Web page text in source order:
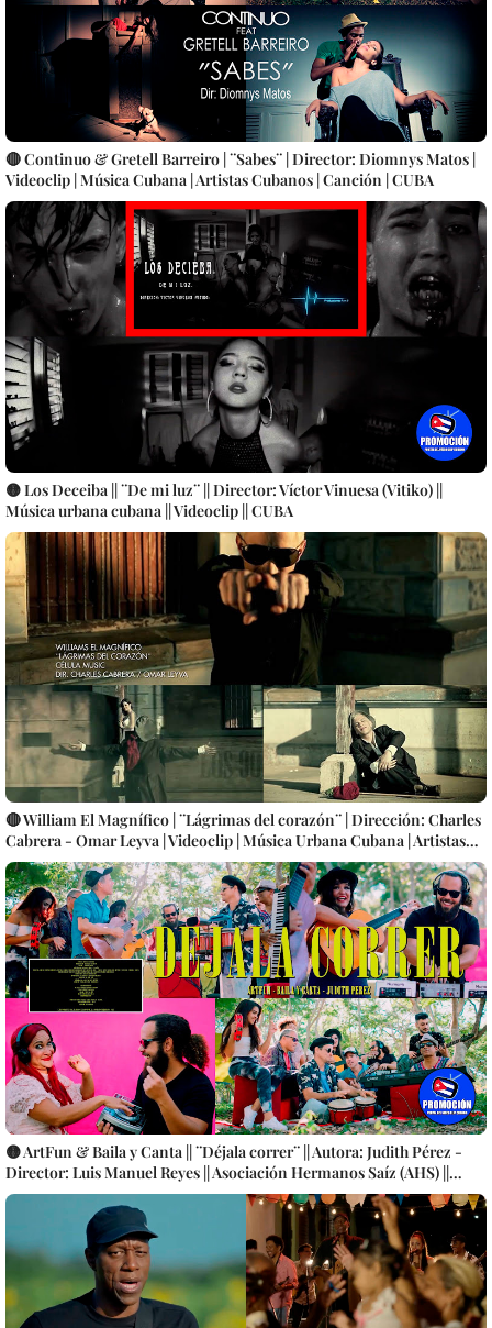
🔴 Continuo & Gretell Barreiro | ¨Sabes¨ | Director: Diomnys Matos |
Videoclip | Música Cubana | Artistas Cubanos | Canción | CUBA
🟡 Los Deceiba || ¨De mi luz¨ || Director: Víctor Vinuesa (Vitiko) ||
Música urbana cubana || Videoclip || CUBA
🔴 William El Magnífico | ¨Lágrimas del corazón¨ | Dirección: Charles
Cabrera - Omar Leyva | Videoclip | Música Urbana Cubana | Artistas
Cubanos | Canción | CUBA
🟡 ArtFun & Baila y Canta || ¨Déjala correr¨ || Autora: Judith Pérez -
Director: Luis Manuel Reyes || Asociación Hermanos Saíz (AHS) ||
Música electrónica cubana || Videoclip || CUBA